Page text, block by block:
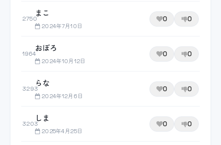
2750
まこ
2024年7月10日
0 0
1964
おぼろ
2024年10月12日
0 0
3293
らな
2024年12月6日
0 0
3203
しま
2025年4月25日
0 0